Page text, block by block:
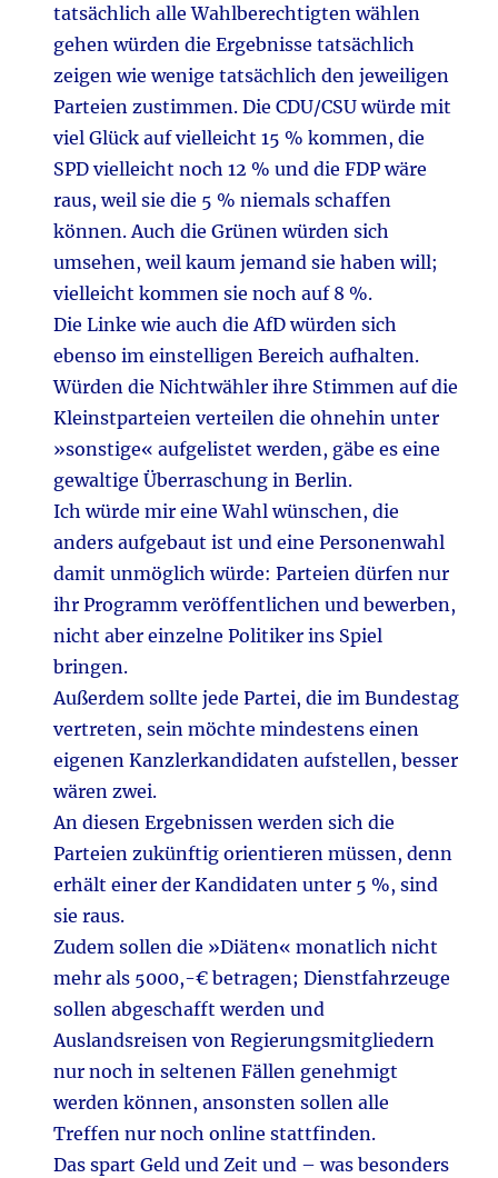
tatsächlich alle Wahlberechtigten wählen
gehen würden die Ergebnisse tatsächlich
zeigen wie wenige tatsächlich den jeweiligen
Parteien zustimmen. Die CDU/CSU würde mit
viel Glück auf vielleicht 15 % kommen, die
SPD vielleicht noch 12 % und die FDP wäre
raus, weil sie die 5 % niemals schaffen
können. Auch die Grünen würden sich
umsehen, weil kaum jemand sie haben will;
vielleicht kommen sie noch auf 8 %.
Die Linke wie auch die AfD würden sich
ebenso im einstelligen Bereich aufhalten.
Würden die Nichtwähler ihre Stimmen auf die
Kleinstparteien verteilen die ohnehin unter
»sonstige« aufgelistet werden, gäbe es eine
gewaltige Überraschung in Berlin.
Ich würde mir eine Wahl wünschen, die
anders aufgebaut ist und eine Personenwahl
damit unmöglich würde: Parteien dürfen nur
ihr Programm veröffentlichen und bewerben,
nicht aber einzelne Politiker ins Spiel
bringen.
Außerdem sollte jede Partei, die im Bundestag
vertreten, sein möchte mindestens einen
eigenen Kanzlerkandidaten aufstellen, besser
wären zwei.
An diesen Ergebnissen werden sich die
Parteien zukünftig orientieren müssen, denn
erhält einer der Kandidaten unter 5 %, sind
sie raus.
Zudem sollen die »Diäten« monatlich nicht
mehr als 5000,-€ betragen; Dienstfahrzeuge
sollen abgeschafft werden und
Auslandsreisen von Regierungsmitgliedern
nur noch in seltenen Fällen genehmigt
werden können, ansonsten sollen alle
Treffen nur noch online stattfinden.
Das spart Geld und Zeit und – was besonders